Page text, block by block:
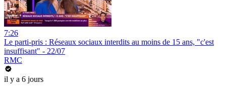
7:26
Le parti-pris : Réseaux sociaux interdits au moins de 15 ans, "c'est
insuffisant" - 22/07
RMC
il y a 6 jours